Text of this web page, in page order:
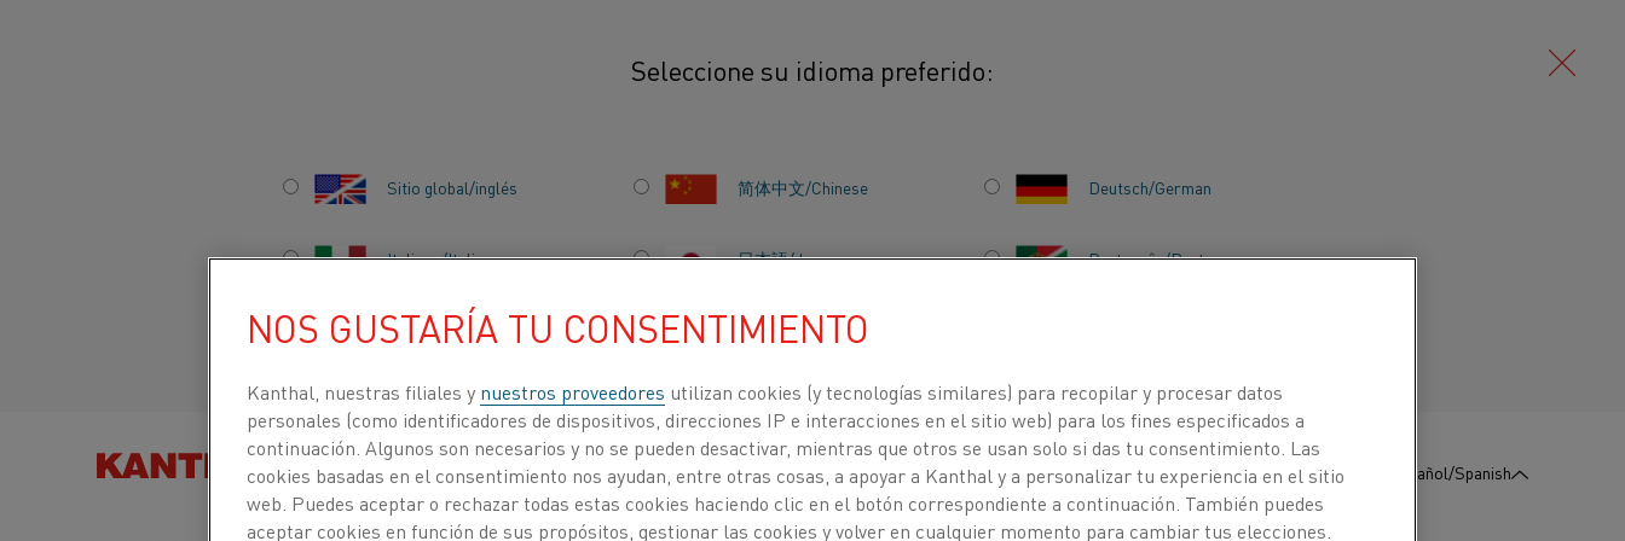
Seleccione su idioma preferido:
Sitio global/inglés 简体中文/Chinese Deutsch/German
Italiano/Italian 日本語/Japanese Português/Portuguese
Español/Spanish Français/French
BUSCAR PRODUCTOS
POR
ACERCA DE
NOSOTROS
CENTRO DE
CONOCIMIENTO
:
Póngase en contacto con
nosotros
Español/Spanish
Empleo Investigación sólida "La innovación implica mucho más que usar abreviaturas elegantes".
"LA INNOVACIÓN IMPLICA MUCHO MÁS QUE
USAR ABREVIATURAS ELEGANTES".
Después de que Aaron Kelleky, nativo de Alabama, se mudó a Suecia, se
unió al "Consejo de Innovación" de Kanthal. Aaron pronto se dio cuenta
de que necesitaba la ayuda de los líderes de pensamiento para
comprender el concepto. "Tan pronto como me uní al Consejo, lo primero
NOS GUSTARÍA TU CONSENTIMIENTO
Kanthal, nuestras filiales y nuestros proveedores utilizan cookies (y tecnologías similares) para recopilar y procesar datos
personales (como identificadores de dispositivos, direcciones IP e interacciones en el sitio web) para los fines especificados a
continuación. Algunos son necesarios y no se pueden desactivar, mientras que otros se usan solo si das tu consentimiento. Las
cookies basadas en el consentimiento nos ayudan, entre otras cosas, a apoyar a Kanthal y a personalizar tu experiencia en el sitio
web. Puedes aceptar o rechazar todas estas cookies haciendo clic en el botón correspondiente a continuación. También puedes
aceptar cookies en función de sus propósitos, gestionar las cookies y volver en cualquier momento para cambiar tus elecciones.